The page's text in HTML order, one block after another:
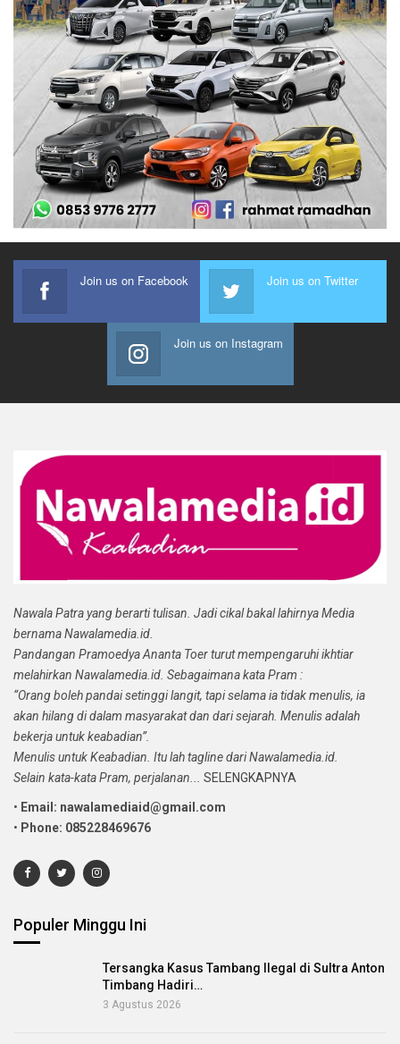
Join us on Facebook Join us on Twitter
Join us on Instagram
Nawala Patra yang berarti tulisan. Jadi cikal bakal lahirnya Media
bernama Nawalamedia.id.
Pandangan Pramoedya Ananta Toer turut mempengaruhi ikhtiar
melahirkan Nawalamedia.id. Sebagaimana kata Pram :
“Orang boleh pandai setinggi langit, tapi selama ia tidak menulis, ia
akan hilang di dalam masyarakat dan dari sejarah. Menulis adalah
bekerja untuk keabadian”.
Menulis untuk Keabadian. Itu lah tagline dari Nawalamedia.id.
Selain kata-kata Pram, perjalanan...
SELENGKAPNYA
• Email: nawalamediaid@gmail.com
• Phone: 085228469676
Populer Minggu Ini
Tersangka Kasus Tambang Ilegal di Sultra Anton
Timbang Hadiri…
3 Agustus 2026